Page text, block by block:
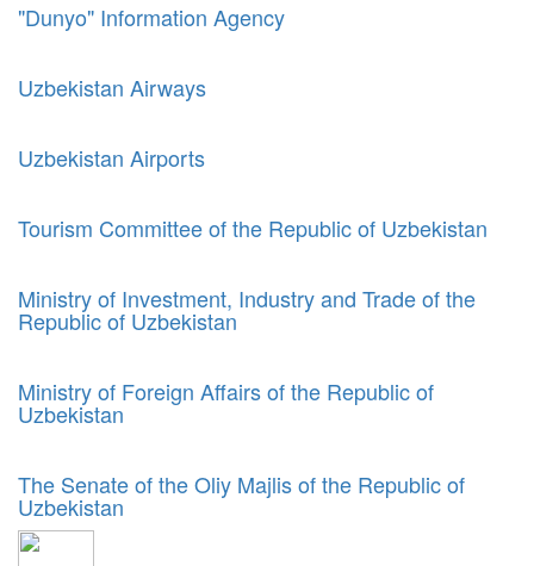
"Dunyo" Information Agency
Uzbekistan Airways
Uzbekistan Airports
Tourism Committee of the Republic of Uzbekistan
Ministry of Investment, Industry and Trade of the
Republic of Uzbekistan
Ministry of Foreign Affairs of the Republic of
Uzbekistan
The Senate of the Oliy Majlis of the Republic of
Uzbekistan